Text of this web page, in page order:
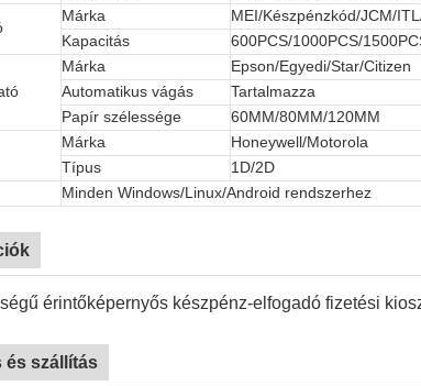
Márka
MEI/Készpénzkód/JCM/
Kapacitás
600PCS/1000PCS/
Márka
Epson/Egyedi/Star/Citizen
Automatikus vágás
Tartalmazza
Papír szélessége
60MM/80MM/120MM
Márka
Honeywell/Motorola
Típus
1D/2D
Minden Windows/Linux/Android rendszerhez
és szállítás